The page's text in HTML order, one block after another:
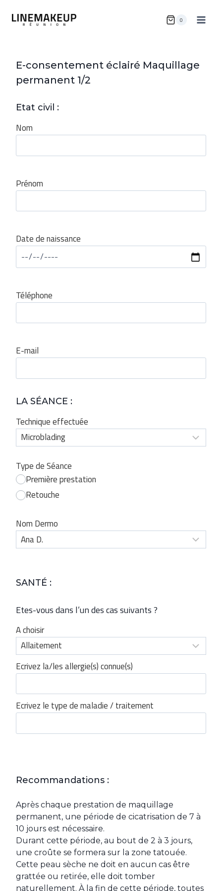
0
E-consentement éclairé Maquillage
permanent 1/2
Etat civil :
Nom
Prénom
Date de naissance
Téléphone
E-mail
LA SÉANCE :
Technique effectuée
Type de Séance
Première prestation
Retouche
Nom Dermo
SANTÉ :
Etes-vous dans l’un des cas suivants ?
A choisir
Ecrivez la/les allergie(s) connue(s)
Ecrivez le type de maladie / traitement
Recommandations :
Après chaque prestation de maquillage
permanent, une période de cicatrisation de 7 à
10 jours est nécessaire.
Durant cette période, au bout de 2 à 3 jours,
une croûte se formera sur la zone tatouée.
Cette peau sèche ne doit en aucun cas être
grattée ou retirée, elle doit tomber
naturellement. À la fin de cette période, toutes